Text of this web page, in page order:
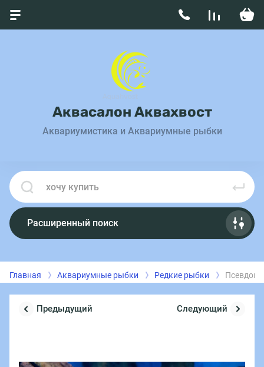
Аквасалон Аквахвост
Аквариумистика и Аквариумные рыбки
Расширенный поиск
Главная Аквариумные рыбки Редкие рыбки
Предыдущий Следующий